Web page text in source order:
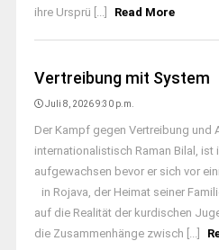
ihre Ursprü [...]
Read More
Vertreibung mit System
Juli 8, 2026 9:30 p.m.
Der Kampf gegen Vertreibung und
internationalistisch Raman Bilal, ist
aufgewachsen bevor er sich vor
in Rojava, der Heimat seiner
auf die Realität der kurdischen
die Zusammenhänge zwisch [...]